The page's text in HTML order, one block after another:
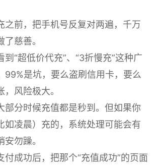
之前，把手机号反复对两遍，千万
慈善。
到“超低价代充”、“3折慢充”这种广
99%是坑，要么盗刷信用卡，要么
风险极大。
部分时候充值都是秒到。但如果你
如凌晨）充的，系统处理可能会有
勿躁。
付成功后，把那个“充值成功”的页面